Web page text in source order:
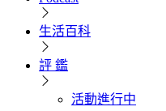
生活百科
評 鑑
活動進行中